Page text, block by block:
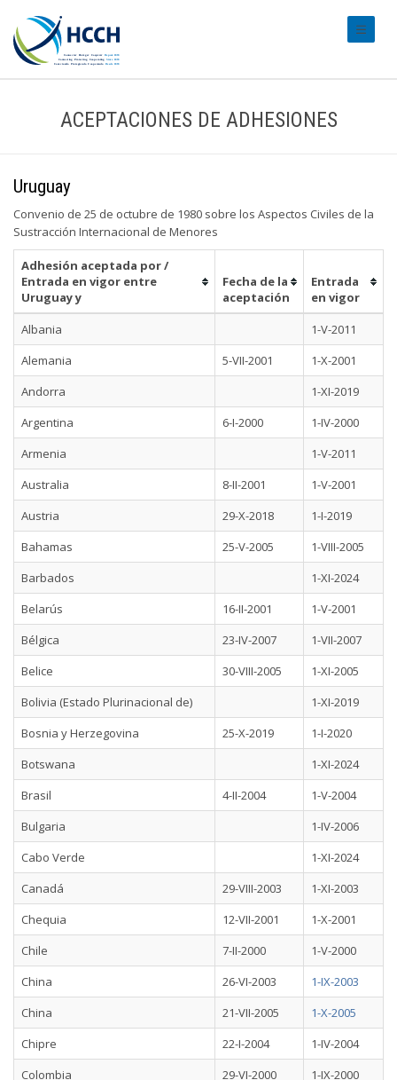
ACEPTACIONES DE ADHESIONES
Uruguay
Convenio de 25 de octubre de 1980 sobre los Aspectos Civiles de la
Sustracción Internacional de Menores
Adhesión aceptada por /
Entrada en vigor entre
Uruguay y
Fecha de la
aceptación
Entrada
en vigor
Albania
1-V-2011
Alemania
5-VII-2001
1-X-2001
Andorra
1-XI-2019
Argentina
6-I-2000
1-IV-2000
Armenia
1-V-2011
Australia
8-II-2001
1-V-2001
Austria
29-X-2018
1-I-2019
Bahamas
25-V-2005
1-VIII-2005
Barbados
1-XI-2024
Belarús
16-II-2001
1-V-2001
Bélgica
23-IV-2007
1-VII-2007
Belice
30-VIII-2005
1-XI-2005
Bolivia (Estado Plurinacional de)
1-XI-2019
Bosnia y Herzegovina
25-X-2019
1-I-2020
Botswana
1-XI-2024
Brasil
4-II-2004
1-V-2004
Bulgaria
1-IV-2006
Cabo Verde
1-XI-2024
Canadá
29-VIII-2003
1-XI-2003
Chequia
12-VII-2001
1-X-2001
Chile
7-II-2000
1-V-2000
China
26-VI-2003
1-IX-2003
China
21-VII-2005
1-X-2005
Chipre
22-I-2004
1-IV-2004
Colombia
29-VI-2000
1-IX-2000